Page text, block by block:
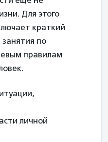
Для этого
краткий
по
правилам
личной